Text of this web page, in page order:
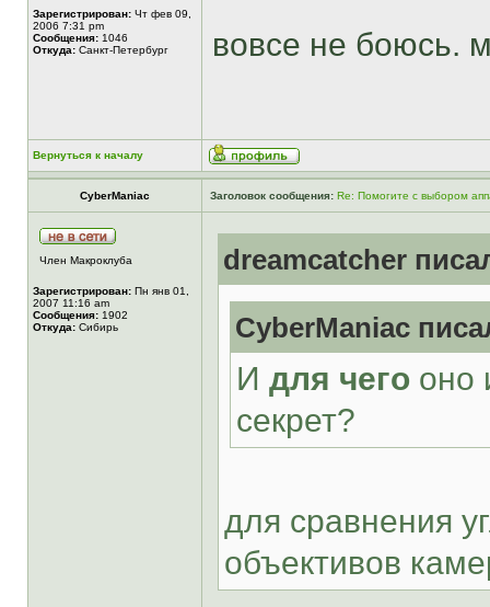
Зарегистрирован: Чт фев 09,
2006 7:31 pm
Сообщения: 1046
Откуда: Санкт-Петербург вовсе не боюсь.
Вернуться к началу
CyberManiac Заголовок сообщения: Re: Помогите с выбором
Член Макроклуба
Зарегистрирован: Пн янв 01,
2007 11:16 am
Сообщения: 1902
Откуда: Сибирь
dreamcatcher
CyberManiac
И для чего оно
секрет?
для сравнения
объективов